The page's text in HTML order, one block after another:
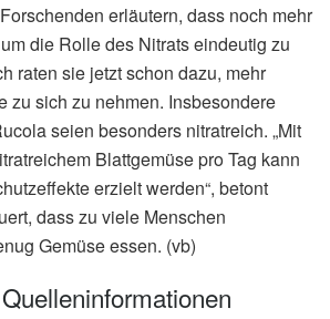
erläutern, dass noch mehr
die Rolle des Nitrats eindeutig zu
raten sie jetzt schon dazu, mehr
zu sich zu nehmen. Insbesondere
seien besonders nitratreich. „Mit
Blattgemüse pro Tag kann
erzielt werden“, betont
dass zu viele Menschen
Gemüse essen. (vb)